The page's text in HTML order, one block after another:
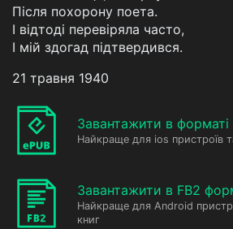
Після похорону поета.
І відтоді перевіряла часто,
І мій здогад підтвердився.
21 травня 1940
Завантажити в форматі
Найкраще для ios пристроїв
Завантажити в FB2
Найкраще для Android
книг